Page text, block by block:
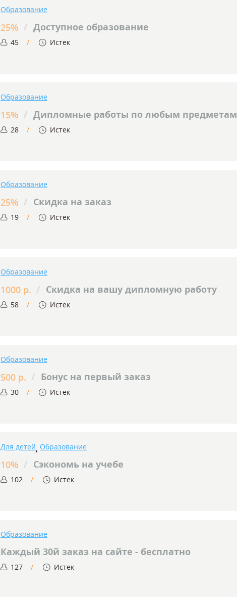
Образование
25% / Доступное образование
45 Истек
Образование
15% / Дипломные работы по любым предметам
28 Истек
Образование
25% / Скидка на заказ
19 Истек
Образование
1000 р. / Скидка на вашу дипломную работу
58 Истек
Образование
500 р. / Бонус на первый заказ
30 Истек
Для детей, Образование
10% / Сэкономь на учебе
102 Истек
Образование
Каждый 30й заказ на сайте - бесплатно
127 Истек